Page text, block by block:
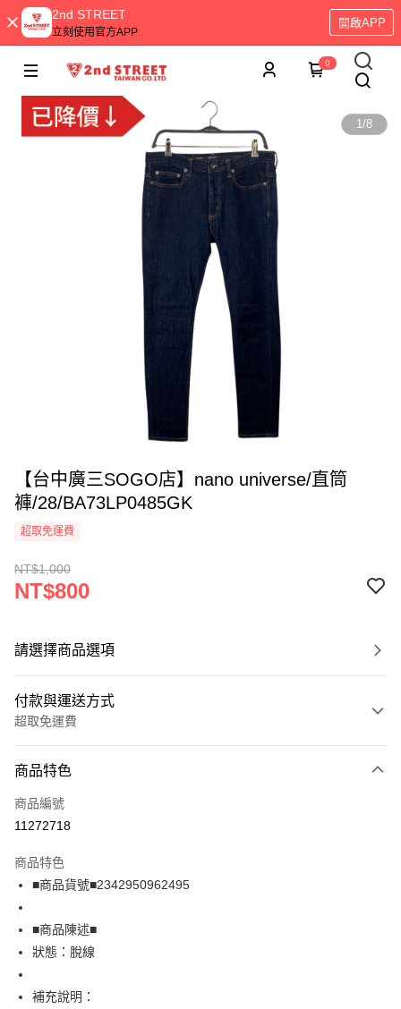
2nd STREET
立刻使用官方APP
開啟APP
0
1/8
【台中廣三SOGO店】nano universe/直筒
褲/28/BA73LP0485GK
超取免運費
NT$1,000
NT$800
請選擇商品選項
付款與運送方式
超取免運費
信用卡一次付款
超商取貨付款
Apple Pay
街口支付
悠遊付
全盈+PAY
商品特色
商品編號
11272718
商品特色
■商品貨號■2342950962495
■商品陳述■
狀態：脫線
補充說明：